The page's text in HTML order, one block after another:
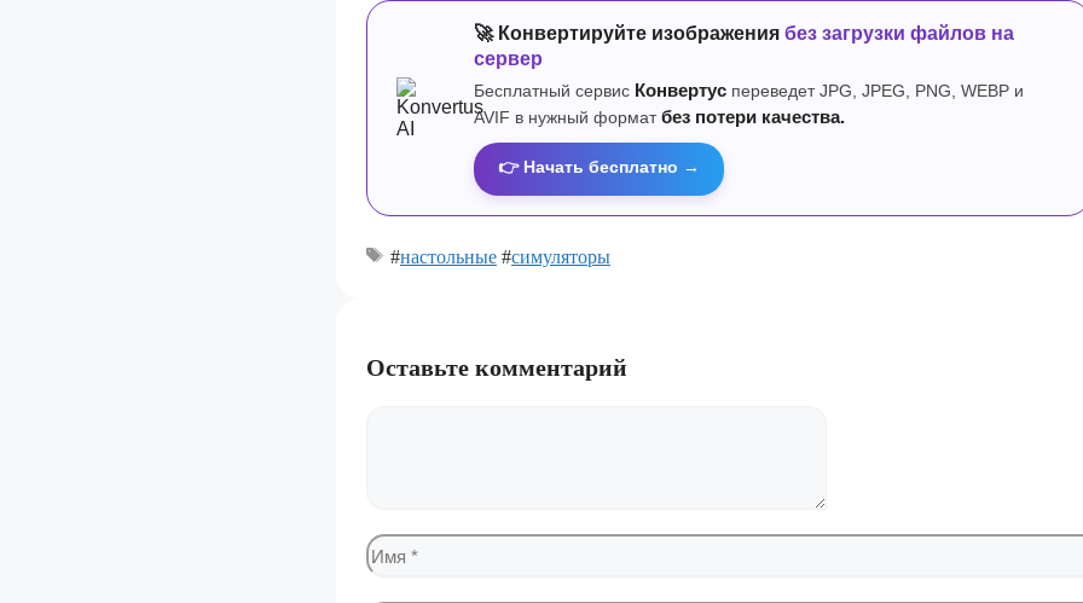
🚀 Конвертируйте изображения без загрузки файлов на
сервер
Бесплатный сервис Конвертус переведет JPG, JPEG, PNG, WEBP и
AVIF в нужный формат без потери качества.
👉 Начать бесплатно →
#настольные #симуляторы
Оставьте комментарий
Имя